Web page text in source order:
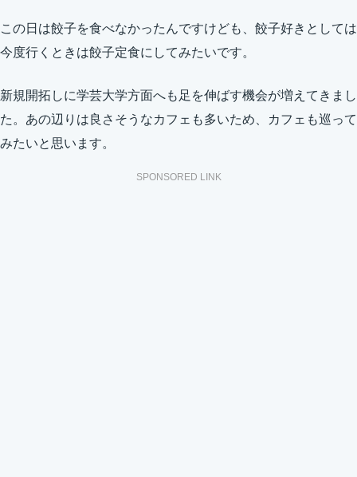
この日は餃子を食べなかったんですけども、餃子好きとしては
今度行くときは餃子定食にしてみたいです。
新規開拓しに学芸大学方面へも足を伸ばす機会が増えてきまし
た。あの辺りは良さそうなカフェも多いため、カフェも巡って
みたいと思います。
SPONSORED LINK